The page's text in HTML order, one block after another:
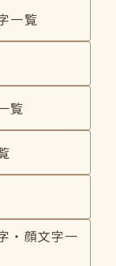
一覧
覧
・顔文字一